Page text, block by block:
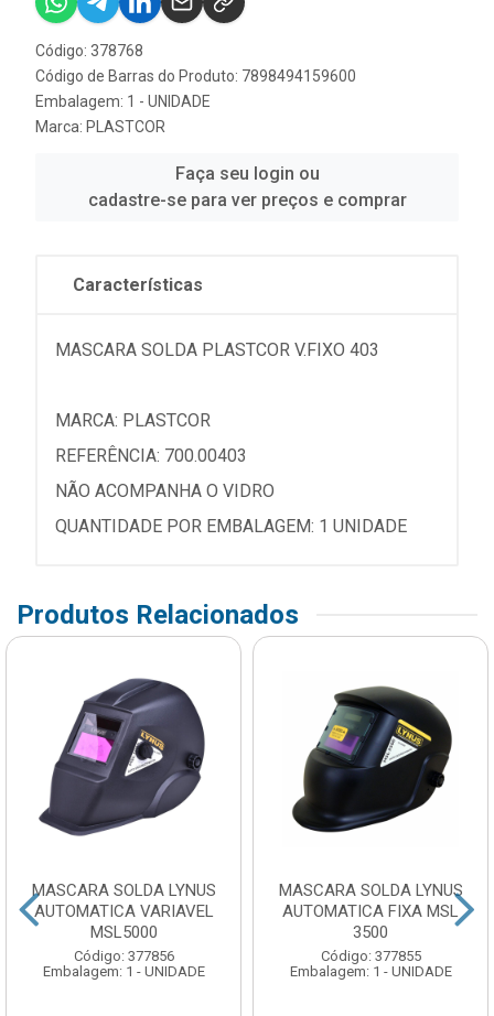
Código: 378768
Código de Barras do Produto: 7898494159600
Embalagem: 1 - UNIDADE
Marca: PLASTCOR
Faça seu login ou
cadastre-se para ver preços e comprar
Características
MASCARA SOLDA PLASTCOR V.FIXO 403
MARCA: PLASTCOR
REFERÊNCIA: 700.00403
NÃO ACOMPANHA O VIDRO
QUANTIDADE POR EMBALAGEM: 1 UNIDADE
Produtos Relacionados
MASCARA SOLDA LYNUS
AUTOMATICA VARIAVEL
MSL5000
Código: 377856
Embalagem: 1 - UNIDADE
MASCARA SOLDA LYNUS
AUTOMATICA FIXA MSL
3500
Código: 377855
Embalagem: 1 - UNIDADE